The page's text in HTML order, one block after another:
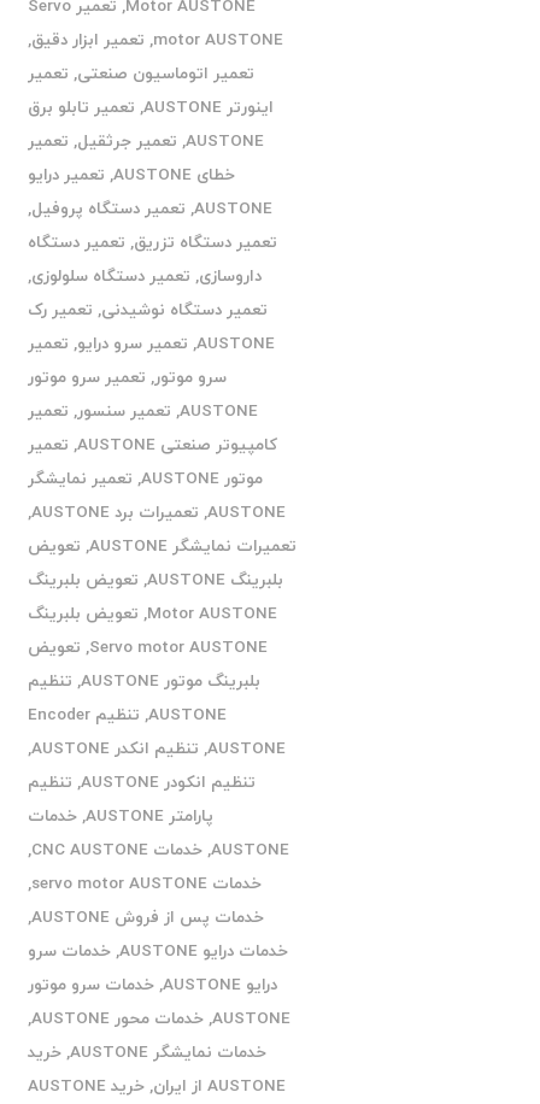
Motor AUSTONE
,
تعمیر Servo
motor AUSTONE
, تعمیر ابزار دقیق,
تعمیر اتوماسیون صنعتی, تعمیر
اینورتر AUSTONE
, تعمیر تابلو برق
AUSTONE
, تعمیر جرثقیل, تعمیر
خطای AUSTONE
, تعمیر درایو
AUSTONE
, تعمیر دستگاه پروفیل,
تعمیر دستگاه تزریق, تعمیر دستگاه
داروسازی, تعمیر دستگاه سلولوزی,
تعمیر دستگاه نوشیدنی, تعمیر رک
AUSTONE
, تعمیر سرو درایو, تعمیر
سرو موتور, تعمیر سرو موتور
AUSTONE
, تعمیر سنسور, تعمیر
کامپیوتر صنعتی AUSTONE
, تعمیر
موتور AUSTONE
, تعمیر نمایشگر
AUSTONE
, تعمیرات برد AUSTONE
,
تعمیرات نمایشگر AUSTONE
, تعویض
بلبرینگ AUSTONE
, تعویض بلبرینگ
Motor AUSTONE
, تعویض بلبرینگ
Servo motor AUSTONE
, تعویض
بلبرینگ موتور AUSTONE
, تنظیم
AUSTONE
,
تنظیم Encoder
AUSTONE
, تنظیم انکدر AUSTONE
,
تنظیم انکودر AUSTONE
, تنظیم
پارامتر AUSTONE
,خدمات
AUSTONE
,خدمات CNC AUSTONE
,
خدمات servo motor AUSTONE
,
خدمات پس از فروش AUSTONE
,
خدمات درایو AUSTONE
,خدمات سرو
درایو AUSTONE
,خدمات سرو موتور
AUSTONE
,خدمات محور AUSTONE
,
خدمات نمایشگر AUSTONE
,خرید
AUSTONE از ایران
, خرید AUSTONE